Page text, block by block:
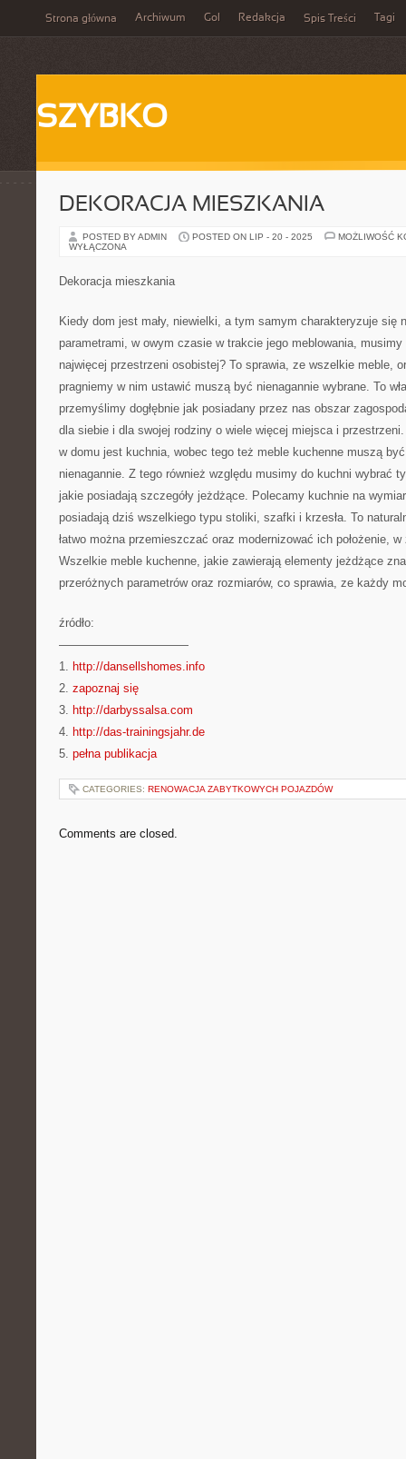
Strona główna Archiwum Gol Redakcja Spis Treści Tagi
SZYBKO
DEKORACJA MIESZKANIA
POSTED BY ADMIN POSTED ON LIP - 20 - 2025
MOŻLIWOŚĆ
WYŁĄCZONA
Dekoracja mieszkania
Kiedy dom jest mały, niewielki, a tym samym charakteryzuje się
parametrami, w owym czasie w trakcie jego meblowania,
najwięcej przestrzeni osobistej? To sprawia, ze wszelkie meble,
pragniemy w nim ustawić muszą być nienagannie wybrane. To
przemyślimy dogłębnie jak posiadany przez nas obszar
dla siebie i dla swojej rodziny o wiele więcej miejsca i
w domu jest kuchnia, wobec tego też meble kuchenne muszą
nienagannie. Z tego również względu musimy do kuchni wybrać
jakie posiadają szczegóły jeżdżące. Polecamy kuchnie na
posiadają dziś wszelkiego typu stoliki, szafki i krzesła. To
łatwo można przemieszczać oraz modernizować ich położenie,
Wszelkie meble kuchenne, jakie zawierają elementy jeżdżące
przeróżnych parametrów oraz rozmiarów, co sprawia, ze każdy
źródło:
———————————
1. http://dansellshomes.info
2. zapoznaj się
3. http://darbyssalsa.com
4. http://das-trainingsjahr.de
5. pełna publikacja
CATEGORIES: RENOWACJA ZABYTKOWYCH POJAZDÓW
Comments are closed.